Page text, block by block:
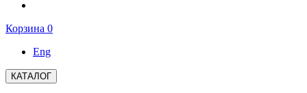
Корзина 0
Eng
КАТАЛОГ